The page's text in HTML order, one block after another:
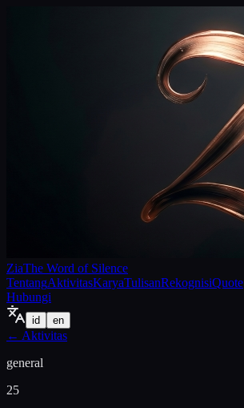
ZiaThe Word of Silence
TentangAktivitasKaryaTulisanRekognisiQuote
Hubungi
id en
← Aktivitas
general
25